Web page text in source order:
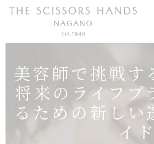
美容師で挑戦す
将来のライフプ
るための新しい
イド